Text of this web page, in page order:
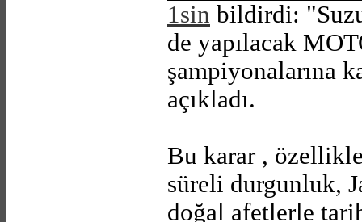
1sin bildirdi:
de yapılacak
şampiyonalarına
açıkladı.
Bu karar ,
süreli durgunluk,
doğal afetlerle